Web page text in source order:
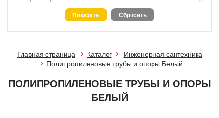
Главная страница Каталог
Инженерная сантехника
Полипропиленовые трубы и опоры Белый
ПОЛИПРОПИЛЕНОВЫЕ ТРУБЫ И ОПОРЫ
БЕЛЫЙ